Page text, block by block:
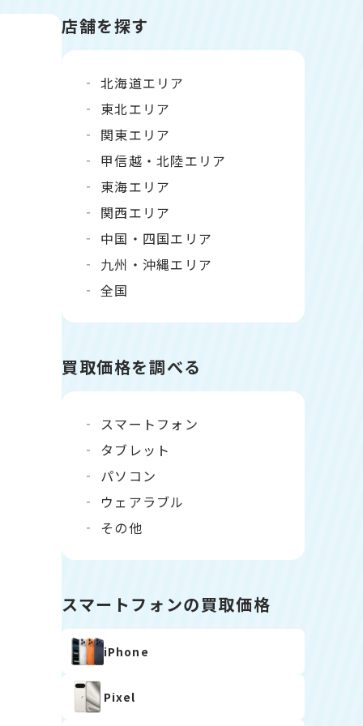
店舗を探す
北海道エリア
東北エリア
関東エリア
甲信越・北陸エリア
東海エリア
関西エリア
中国・四国エリア
九州・沖縄エリア
全国
買取価格を調べる
スマートフォン
タブレット
パソコン
ウェアラブル
その他
スマートフォンの買取価格
iPhone
Pixel